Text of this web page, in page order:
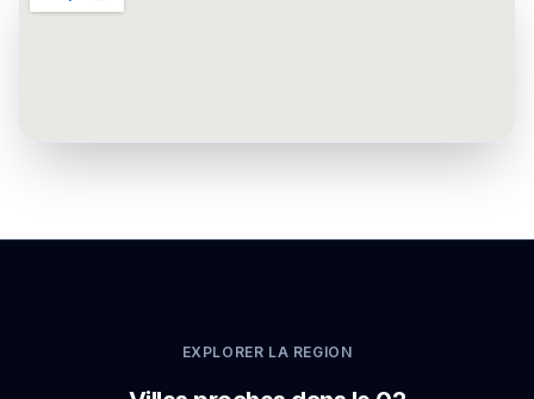
EXPLORER LA REGION